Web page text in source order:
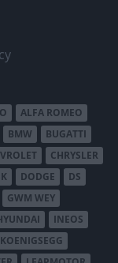
ALFA ROMEO
BMW
BUGATTI
CHRYSLER
DODGE
DS
GWM WEY
INEOS
KOENIGSEGG